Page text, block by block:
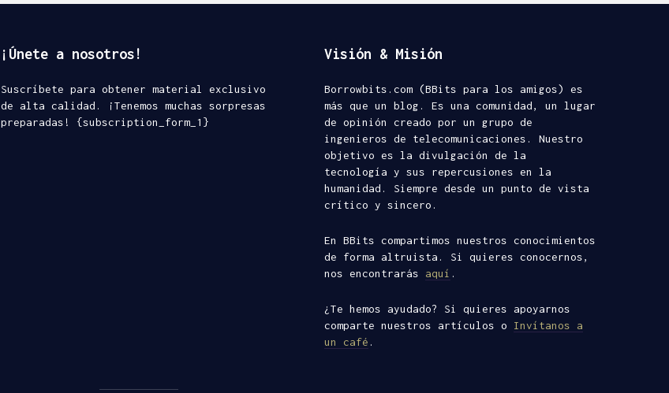
¡Únete a nosotros!
Suscríbete para obtener material exclusivo
de alta calidad. ¡Tenemos muchas sorpresas
preparadas! {subscription_form_1}
Visión & Misión
Borrowbits.com (BBits para los amigos) es
más que un blog. Es una comunidad, un lugar
de opinión creado por un grupo de
ingenieros de telecomunicaciones. Nuestro
objetivo es la divulgación de la
tecnología y sus repercusiones en la
humanidad. Siempre desde un punto de vista
crítico y sincero.
En BBits compartimos nuestros conocimientos
de forma altruista. Si quieres conocernos,
nos encontrarás aquí .
¿Te hemos ayudado? Si quieres apoyarnos
comparte nuestros artículos o Invítanos a
un café .